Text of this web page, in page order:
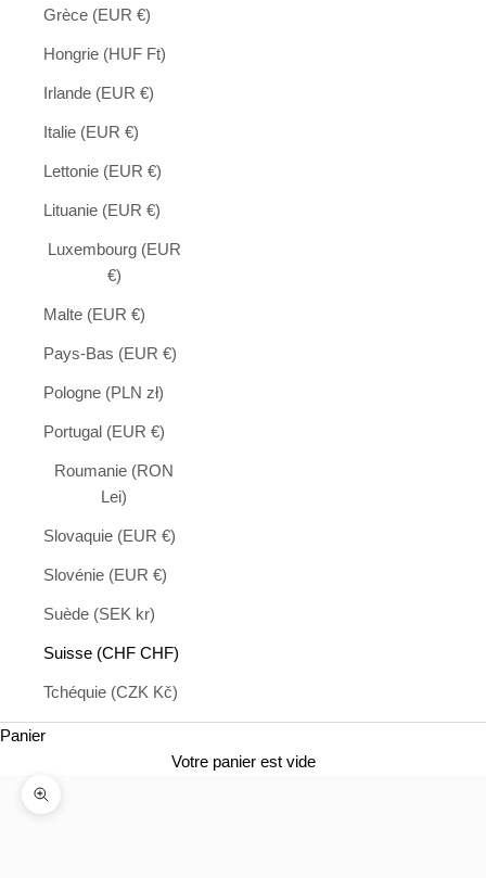
Grèce (EUR €)
Hongrie (HUF Ft)
Irlande (EUR €)
Italie (EUR €)
Lettonie (EUR €)
Lituanie (EUR €)
Luxembourg (EUR
€)
Malte (EUR €)
Pays-Bas (EUR €)
Pologne (PLN zł)
Portugal (EUR €)
Roumanie (RON
Lei)
Slovaquie (EUR €)
Slovénie (EUR €)
Suède (SEK kr)
Suisse (CHF CHF)
Tchéquie (CZK Kč)
Panier
Votre panier est vide
Zoomer sur l'image